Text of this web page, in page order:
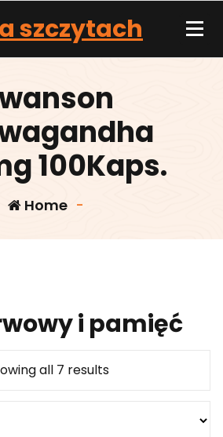
szczytach
100Kaps.
Home -
i pamięć
all 7 results